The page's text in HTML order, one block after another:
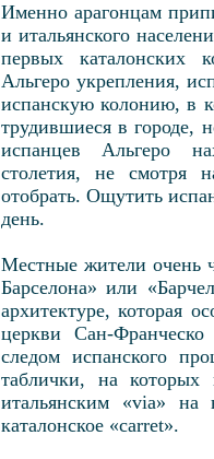
Именно арагонцам
и итальянского
первых каталонских
Альгеро укрепления,
испанскую колонию, в
трудившиеся в городе,
испанцев Альгеро
столетия, не смотря
отобрать. Ощутить
день.
Местные жители очень
Барселона» или
архитектуре, которая
церкви Сан-
следом испанского
таблички, на
итальянским «via» на
каталонское «carret».